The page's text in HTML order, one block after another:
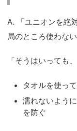
A. 「ユニオンを絶
局のところ使わな
「そうはいっても
タオルを使っ
濡れないよう
を防ぐ